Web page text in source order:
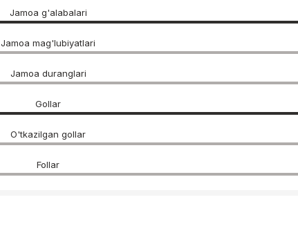
Jamoa g'alabalari
Jamoa mag'lubiyatlari
Jamoa duranglari
Gollar
O'tkazilgan gollar
Follar